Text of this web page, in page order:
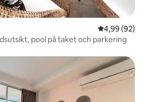
4,99 av 5 i
4,99 (92)
pool på taket och parkering